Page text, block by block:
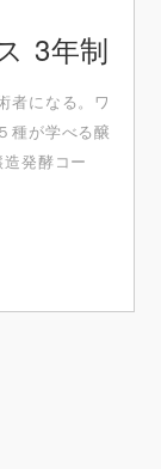
3年制
者になる。ワ
種が学べる醸
発酵コー